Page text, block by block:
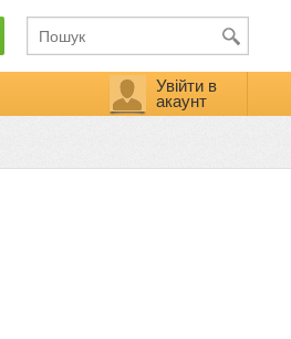
Увійти в
акаунт